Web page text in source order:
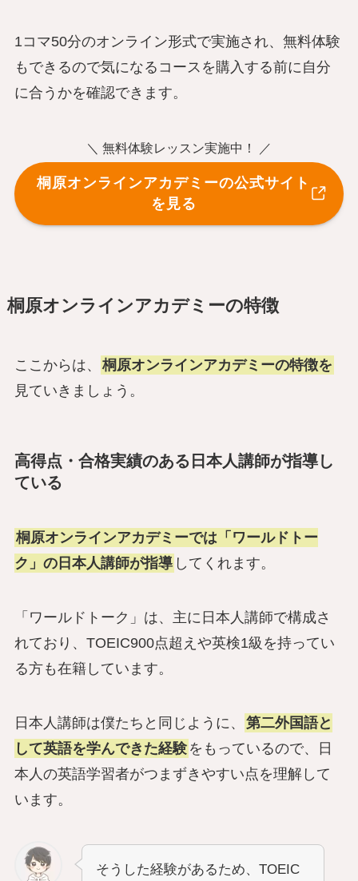
1コマ50分のオンライン形式で実施され、無料体験
もできるので気になるコースを購入する前に自分
に合うかを確認できます。
＼ 無料体験レッスン実施中！ ／
桐原オンラインアカデミーの公式サイト
を見る
桐原オンラインアカデミーの特徴
ここからは、
桐原オンラインアカデミーの特徴を
見ていきましょう。
高得点・合格実績のある日本人講師が指導し
ている
桐原オンラインアカデミーでは「ワールドトー
ク」の日本人講師が指導 してくれます。
「ワールドトーク」 は、主に日本人講師で構成さ
れており、TOEIC900点超えや英検1級を持ってい
る方も在籍しています。
日本人講師は僕たちと同じように、
第二外国語と
して英語を学んできた経験 をもっているので、日
本人の英語学習者がつまずきやすい点を理解して
います。
そうした経験があるため、TOEIC